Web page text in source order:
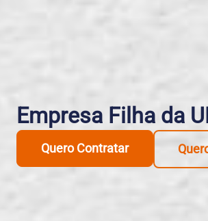
Empresa Filha da
Quero Contratar